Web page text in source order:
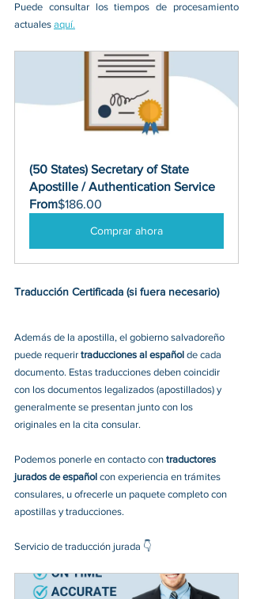
Puede consultar los tiempos de procesamiento
actuales aquí.
(50 States) Secretary of State
Apostille / Authentication Service
From$186.00
Comprar ahora
Traducción Certificada (si fuera necesario)
Además de la apostilla, el gobierno salvadoreño
puede requerir traducciones al español de cada
documento. Estas traducciones deben coincidir
con los documentos legalizados (apostillados) y
generalmente se presentan junto con los
originales en la cita consular.
Podemos ponerle en contacto con traductores
jurados de español con experiencia en trámites
consulares, u ofrecerle un paquete completo con
apostillas y traducciones.
Servicio de traducción jurada 👇